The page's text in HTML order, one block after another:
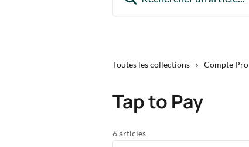
Toutes les collections Compte Pro
Tap to Pay
6 articles